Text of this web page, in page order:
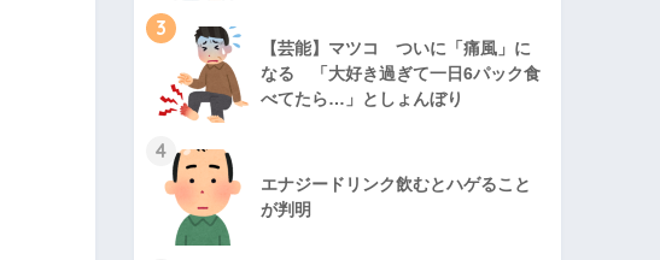
3
【芸能】マツコ ついに「痛風」に
なる 「大好き過ぎて一日6パック食
べてたら…」としょんぼり
4
エナジードリンク飲むとハゲること
が判明